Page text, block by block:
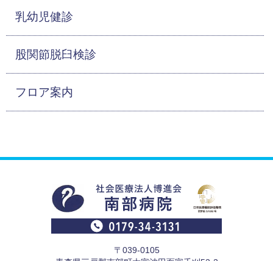
乳幼児健診
股関節脱臼検診
フロア案内
〒039-0105